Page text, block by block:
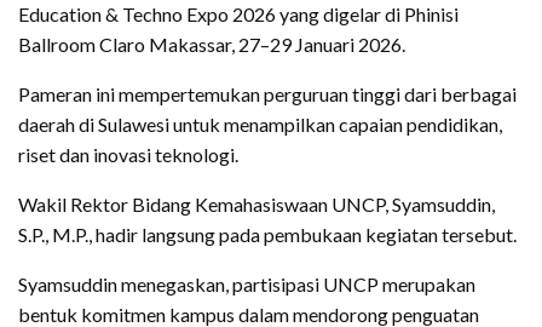
Education & Techno Expo 2026 yang digelar di Phinisi
Ballroom Claro Makassar, 27–29 Januari 2026.
Pameran ini mempertemukan perguruan tinggi dari berbagai
daerah di Sulawesi untuk menampilkan capaian pendidikan,
riset dan inovasi teknologi.
Wakil Rektor Bidang Kemahasiswaan UNCP, Syamsuddin,
S.P., M.P., hadir langsung pada pembukaan kegiatan tersebut.
Syamsuddin menegaskan, partisipasi UNCP merupakan
bentuk komitmen kampus dalam mendorong penguatan